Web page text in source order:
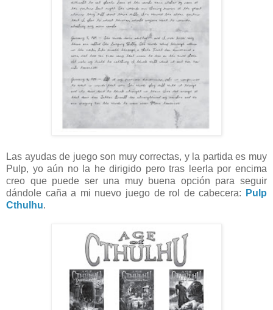
Las ayudas de juego son muy correctas, y la partida es muy
Pulp, yo aún no la he dirigido pero tras leerla por encima
creo que puede ser una muy buena opción para seguir
dándole caña a mi nuevo juego de rol de cabecera:
Pulp
Cthulhu.